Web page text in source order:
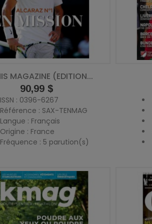
MAGAZINE (EDITION...
Prix
90,99 $
ISSN : 0396-6267
Référence : SAX-TENMAG
Langue : Français
Origine : France
Fréquence : 5 parution(s)